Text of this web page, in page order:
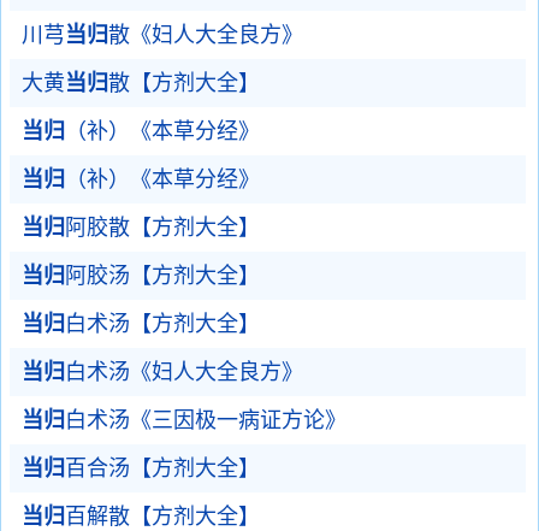
川芎当归散《妇人大全良方》
大黄当归散【方剂大全】
当归
（补）《本草分经》
当归
（补）《本草分经》
当归 阿胶散【方剂大全】
当归 阿胶汤【方剂大全】
当归 白术汤【方剂大全】
当归 白术汤《妇人大全良方》
当归 白术汤《三因极一病证方论》
当归 百合汤【方剂大全】
当归 百解散【方剂大全】